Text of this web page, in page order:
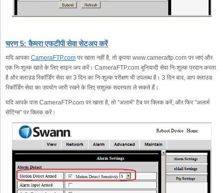
चरण 5: कैमरा एफटीपी सेवा सेटअप करें
यदि आपका CameraFTP.com पर खाता नहीं है, तो कृपया www.cameraftp.com पर जाएं और
एक निःशुल्क खाते के लिए साइन अप करें। CameraFTP.com बुनियादी सेवा निःशुल्क प्रदान करता
है और क्लाउड रिकॉर्डिंग सेवा का 3 दिन का निःशुल्क परीक्षण भी उपलब्ध है। 3 दिन बाद, आप क्लाउड
रिकॉर्डिंग सेवा का उपयोग जारी रखने के लिए सशुल्क सदस्यता ले सकते हैं।
यदि आपके पास CameraFTP.com पर खाता है, तो "अलार्म" टैब पर क्लिक करें, और फिर "अलार्म
सेटिंग्स" पर क्लिक करें।